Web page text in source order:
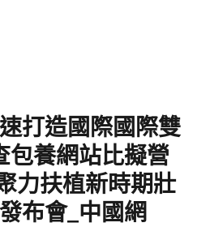
打造國際國際雙
包養網站比擬營
力扶植新時期壯
布會_中國網